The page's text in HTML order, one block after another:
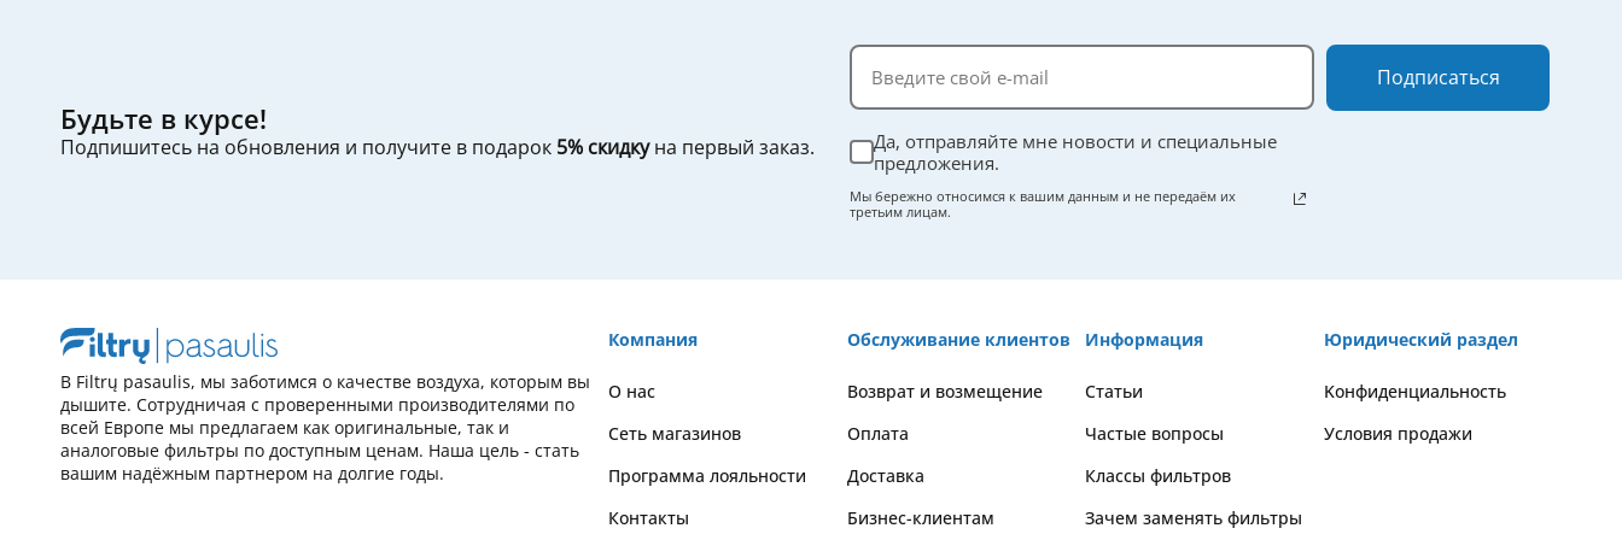
Будьте в курсе!
Подпишитесь на обновления и получите в подарок 5% скидкуна первый заказ.
Да, отправляйте мне новости и специальные
предложения.
Мы бережно относимся к вашим данным и не передаём их
третьим лицам.
Подписаться
В Filtrų pasaulis, мы заботимся о качестве воздуха, которым вы
дышите. Сотрудничая с проверенными производителями по
всей Европе мы предлагаем как оригинальные, так и
аналоговые фильтры по доступным ценам. Наша цель - стать
вашим надёжным партнером на долгие годы.
Компания
О нас
Сеть магазинов
Программа лояльности
Контакты
Обслуживание клиентов
Возврат и возмещение
Оплата
Доставка
Бизнес-клиентам
Информация
Статьи
Частые вопросы
Классы фильтров
Зачем заменять фильтры
Юридический раздел
Kонфиденциальность
Условия продажи